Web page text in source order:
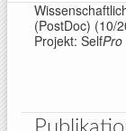
(PostDoc) (10/
Projekt: SelfPro